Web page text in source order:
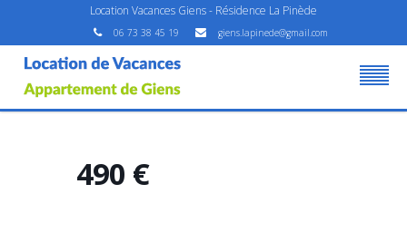
Location Vacances Giens - Résidence La Pinède
06 73 38 45 19 giens.lapinede@gmail.com
490 €